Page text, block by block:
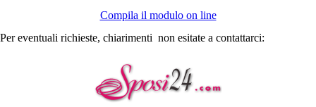
Compila il modulo on line
Per eventuali richieste, chiarimenti non esitate a contattarci: